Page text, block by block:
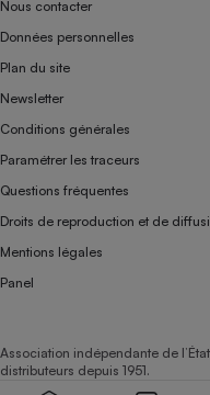
Nous contacter
Données personnelles
Plan du site
Newsletter
Conditions générales
Paramétrer les traceurs
Questions fréquentes
Droits de reproduction et de
Mentions légales
Panel
Association indépendante de
distributeurs depuis 1951.